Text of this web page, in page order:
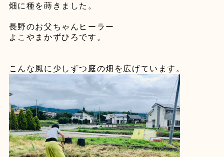
畑に種を蒔きました。
長野のお父ちゃんヒーラー
よこやまかずひろです。
こんな風に少しずつ庭の畑を広げています。